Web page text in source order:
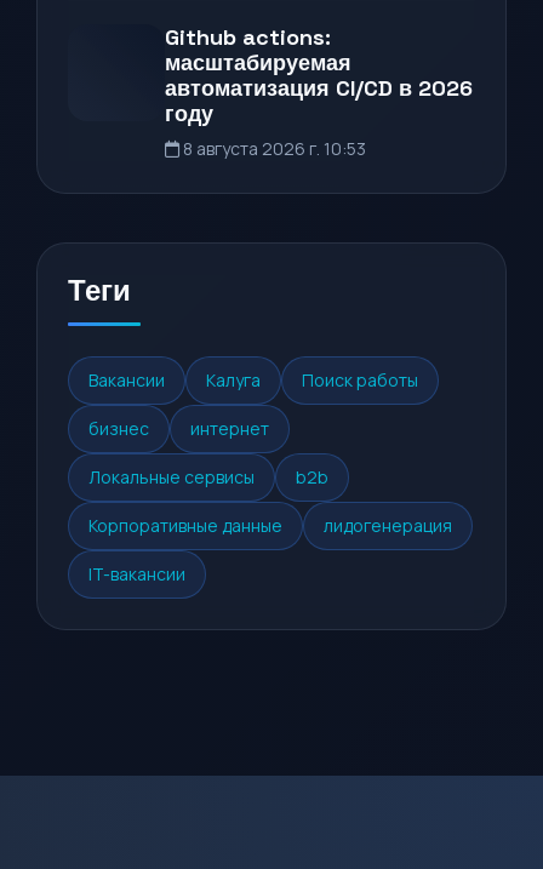
Github actions:
масштабируемая
автоматизация CI/CD в 2026
году
8 августа 2026 г. 10:53
Теги
Вакансии Калуга Поиск работы
бизнес интернет
Локальные сервисы b2b
Корпоративные данные лидогенерация
IT-вакансии